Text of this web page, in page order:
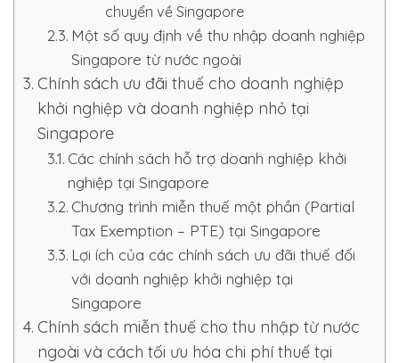
chuyển về Singapore
Một số quy định về thu nhập doanh nghiệp
Singapore từ nước ngoài
Chính sách ưu đãi thuế cho doanh nghiệp
khởi nghiệp và doanh nghiệp nhỏ tại
Singapore
Các chính sách hỗ trợ doanh nghiệp khởi
nghiệp tại Singapore
Chương trình miễn thuế một phần (Partial
Tax Exemption – PTE) tại Singapore
Lợi ích của các chính sách ưu đãi thuế đối
với doanh nghiệp khởi nghiệp tại
Singapore
Chính sách miễn thuế cho thu nhập từ nước
ngoài và cách tối ưu hóa chi phí thuế tại